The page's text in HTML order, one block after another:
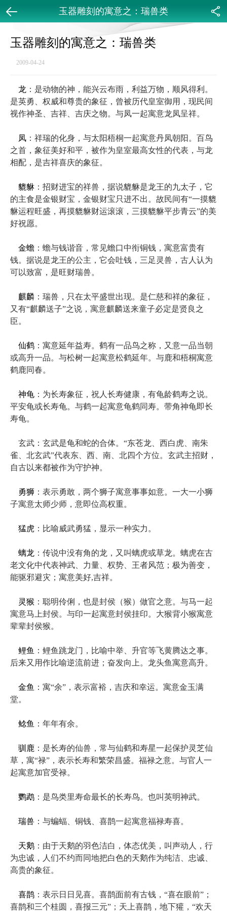
玉器雕刻的寓意之：瑞兽类
玉器雕刻的寓意之：瑞兽类
2009-04-24
龙 ：是动物的神，能兴云布雨，利益万物，顺风得利。
是英勇、权威和尊贵的象征，曾被历代皇室御用，现民间
视作神圣、吉祥、吉庆之物。与凤一起寓意龙凤呈祥。
凤 ：祥瑞的化身，与太阳梧桐一起寓意丹凤朝阳。百鸟
之首，象征美好和平，被作为皇室最高女性的代表，与龙
相配，是吉祥喜庆的象征。
貔貅 ：招财进宝的祥兽，据说貔貅是龙王的九太子，它
的主食是金银财宝，金银财宝只进不出。故民间有“一摸貔
貅运程旺盛，再摸貔貅财运滚滚，三摸貔貅平步青云”的美
好祝愿。
金蟾 ：蟾与钱谐音，常见蟾口中衔铜钱，寓意富贵有
钱。据说是龙王的公主，它会吐钱，三足灵兽，古人认为
可以致富，是旺财瑞兽。
麒麟 ：瑞兽，只在太平盛世出现。是仁慈和祥的象征，
又有“麒麟送子”之说，寓意麒麟送来童子必定是贤良之
臣。
仙鹤 ：寓意延年益寿。鹤有一品鸟之称，又意一品当朝
或高升一品。与松树一起寓意松鹤延年。与鹿和梧桐寓意
鹤鹿同春。
神龟 ：为长寿象征，祝人长寿健康，有龟龄鹤寿之说。
平安龟或长寿龟。与鹤一起寓意龟鹤同寿。带角神龟即长
寿龟。
玄武：玄武是龟和蛇的合体。“东苍龙、西白虎、南朱
雀、北玄武”代表东、西、南、北四个方位。玄武主招财，
自古以来都被作为守护神。
勇狮 ：表示勇敢，两个狮子寓意事事如意。一大一小狮
子寓意太师少师，意即位高权重。
猛虎 ：比喻威武勇猛，显示一种实力。
螭龙 ：传说中没有角的龙，又叫螭虎或草龙。螭虎在古
老文化中代表神武、力量、权势、王者风范；极为善变，
能驱邪避灾；寓意美好,吉祥。
灵猴 ：聪明伶俐，也是封侯（猴）做官之意。与马一起
寓意马上封侯。与印一起寓意封侯挂印。大猴背小猴寓意
辈辈封侯猴。
鲤鱼 ：鲤鱼跳龙门，比喻中举、升官等飞黄腾达之事。
后来又用作比喻逆流前进；奋发向上。龙头鱼寓意高升。
金鱼 ：寓“余”，表示富裕，吉庆和幸运。寓意金玉满
堂。
鲶鱼 ：年年有余。
驯鹿 ：是长寿的仙兽，常与仙鹤和寿星一起保护灵芝仙
草，寓“禄”，表示长寿和繁荣昌盛。福禄之意。与官人一
起寓意加官受禄。
鹦鹉 ：是鸟类里寿命最长的长寿鸟。也叫英明神武。
瑞兽 ：与蝙蝠、铜钱、喜鹊一起寓意福禄寿喜。
天鹅 ：由于天鹅的羽色洁白，体态优美，叫声动人，行
为忠诚，人们不约而同地把白色的天鹅作为纯洁、忠诚、
高贵的象征。
喜鹊 ：表示日日见喜。喜鹊面前有古钱，“喜在眼前”；
喜鹊和三个桂圆，喜报三元”；天上喜鹊，地下獾，“欢天